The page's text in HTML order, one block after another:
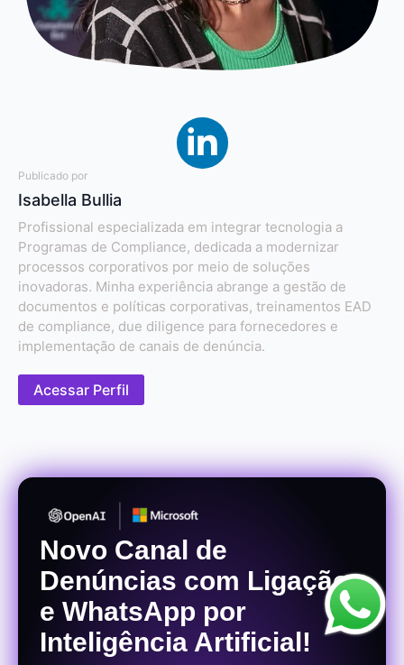
Publicado por
Isabella Bullia
Profissional especializada em integrar tecnologia a
Programas de Compliance, dedicada a modernizar
processos corporativos por meio de soluções
inovadoras. Minha experiência abrange a gestão de
documentos e políticas corporativas, treinamentos EAD
de compliance, due diligence para fornecedores e
implementação de canais de denúncia.
Acessar Perfil
Novo Canal de
Denúncias com Ligação
e WhatsApp por
Inteligência Artificial!